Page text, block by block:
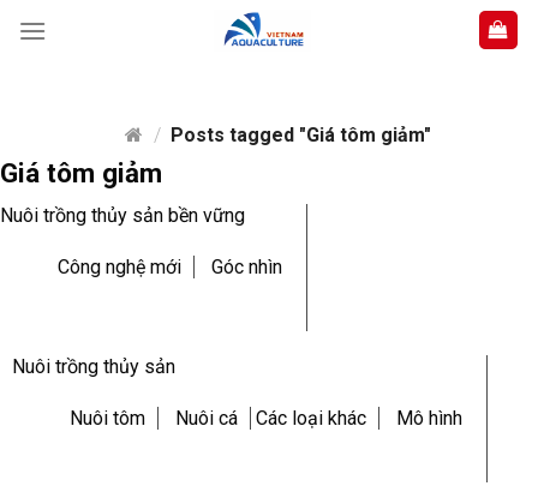
/ Posts tagged "Giá tôm giảm"
Giá tôm giảm
Nuôi trồng thủy sản bền vững
Công nghệ mới Góc nhìn
Nuôi trồng thủy sản
Nuôi tôm Nuôi cá Các loại khác Mô hình